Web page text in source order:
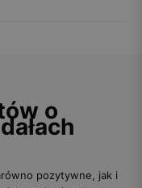
o
pozytywne, jak i